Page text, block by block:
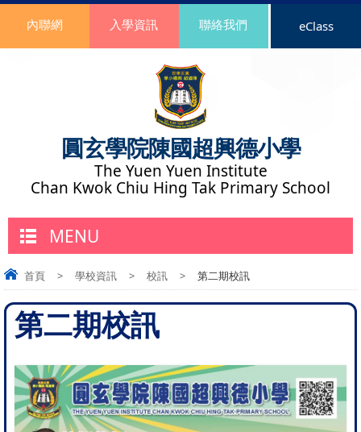
圓玄學院陳國超興德小學
The Yuen Yuen Institute
Chan Kwok Chiu Hing Tak Primary School
內聯網 入學資訊 聯絡我們 eClass
MENU
首頁 > 學校資訊 > 校訊 > 第二期校訊
第二期校訊